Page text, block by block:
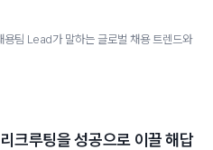
팀 Lead가 말하는 글로벌 채용 트렌드와
크루팅을 성공으로 이끌 해답